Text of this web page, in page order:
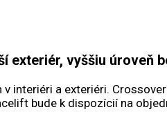
vyššiu úroveň
interiéri a exteriéri.
bude k dispozícií na